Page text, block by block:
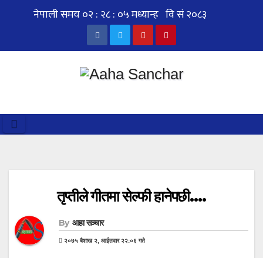
तृप्तीले गीतमा सेल्फी हानेपछी….
By आहा सञ्चार
२०७५ बैशाख २, आईतवार २२:०६ गते